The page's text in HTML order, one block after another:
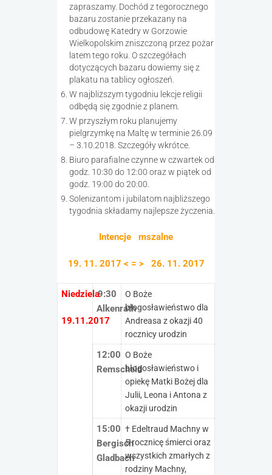
zapraszamy. Dochód z tegorocznego
bazaru zostanie przekazany na
odbudowę Katedry w Gorzowie
Wielkopolskim zniszczoną przez pożar
latem tego roku. O szczegółach
dotyczących bazaru dowiemy się z
plakatu na tablicy ogłoszeń.
W najbliższym tygodniu lekcje religii
odbędą się zgodnie z planem.
W przyszłym roku planujemy
pielgrzymkę na Maltę w terminie 26.09
– 3.10.2018. Szczegóły wkrótce.
Biuro parafialne czynne w czwartek od
godz. 10:30 do 12:00 oraz w piątek od
godz. 19:00 do 20:00.
Solenizantom i jubilatom najbliższego
tygodnia składamy najlepsze życzenia.
Intencje mszalne
19. 11. 2017 < = > 26. 11. 2017
Niedziela
19.11.2017
9:30
Alkenrath
O Boże
błogosławieństwo dla
Andreasa z okazji 40
rocznicy urodzin
12:00
Remscheid
O Boże
błogosławieństwo i
opiekę Matki Bożej dla
Julii, Leona i Antona z
okazji urodzin
15:00
Bergisch
Gladbach
† Edeltraud Machny w
5 rocznicę śmierci oraz
wszystkich zmarłych z
rodziny Machny,